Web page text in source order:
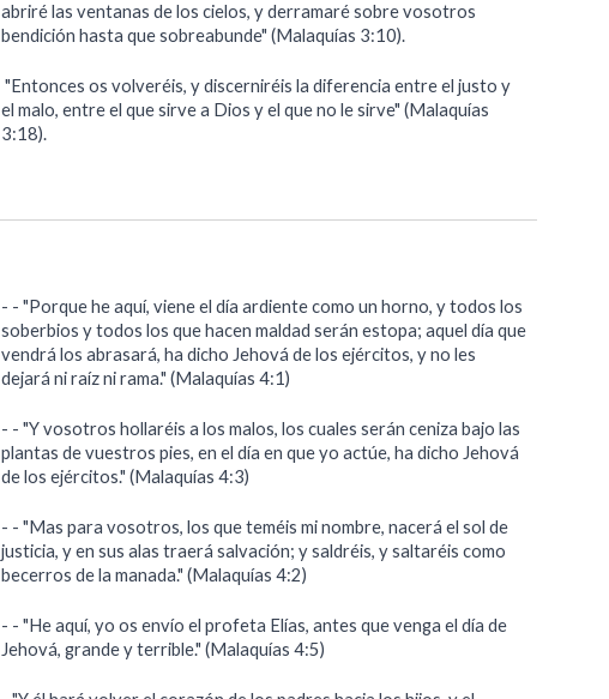
abriré las ventanas de los cielos, y derramaré sobre vosotros
bendición hasta que sobreabunde" (Malaquías 3:10).
"Entonces os volveréis, y discerniréis la diferencia entre el justo y
el malo, entre el que sirve a Dios y el que no le sirve" (Malaquías
3:18).
- - "Porque he aquí, viene el día ardiente como un horno, y todos los
soberbios y todos los que hacen maldad serán estopa; aquel día que
vendrá los abrasará, ha dicho Jehová de los ejércitos, y no les
dejará ni raíz ni rama." (Malaquías 4:1)
- - "Y vosotros hollaréis a los malos, los cuales serán ceniza bajo las
plantas de vuestros pies, en el día en que yo actúe, ha dicho Jehová
de los ejércitos." (Malaquías 4:3)
- - "Mas para vosotros, los que teméis mi nombre, nacerá el sol de
justicia, y en sus alas traerá salvación; y saldréis, y saltaréis como
becerros de la manada." (Malaquías 4:2)
- - "He aquí, yo os envío el profeta Elías, antes que venga el día de
Jehová, grande y terrible." (Malaquías 4:5)